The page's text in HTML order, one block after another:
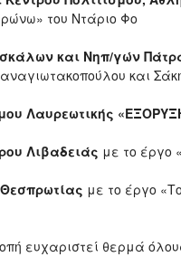
του Ντάριο Φο
και Νηπ/γών
και
Λαυρεωτικής
Λιβαδειάς με το έργο
με το έργο
ευχαριστεί θερμά